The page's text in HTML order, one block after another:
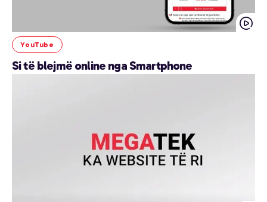
YouTube
Si të blejmë online nga Smartphone